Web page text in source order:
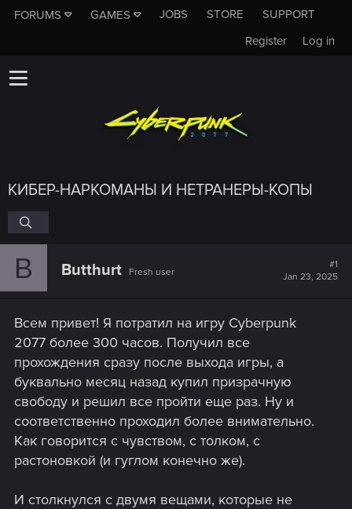
FORUMS GAMES JOBS STORE
SUPPORT
Log in
Register
КИБЕР-НАРКОМАНЫ И НЕТРАНЕРЫ-КОПЫ
B Butthurt Fresh user
#1
Jan 23, 2025
Всем привет! Я потратил на игру Cyberpunk
2077 более 300 часов. Получил все
прохождения сразу после выхода игры, а
буквально месяц назад купил призрачную
свободу и решил все пройти еще раз. Ну и
соответственно проходил более внимательно.
Как говорится с чувством, с толком, с
растоновкой (и гуглом конечно же).
И столкнулся с двумя вещами, которые не